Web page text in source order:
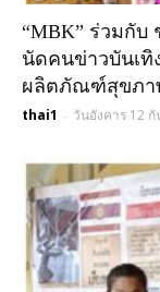
“MBK” ร่วมกับ
นัดคนข่าวบันเทิ
ผลิตภัณฑ์สุขภา
thai1 - วันอังคาร 12